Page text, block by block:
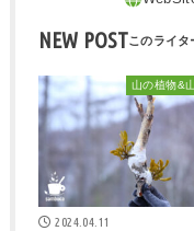
NEW POST
山の植物&
2024.04.11